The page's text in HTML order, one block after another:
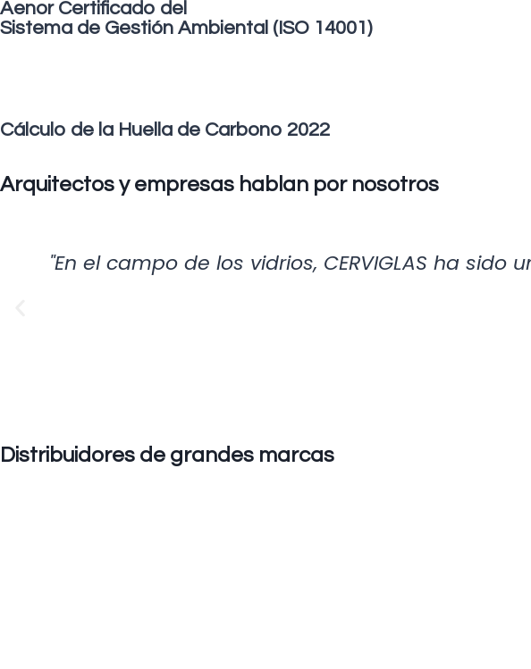
Aenor Certificado del
Sistema de Gestión Ambiental (ISO 14001)
Cálculo de la Huella de Carbono 2022
Arquitectos y empresas hablan por nosotros
"En el campo de los vidrios, CERVIGLAS ha
Distribuidores de grandes marcas